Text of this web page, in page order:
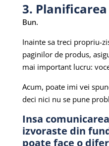
3.
Bun.
Inainte sa treci propriu-
paginilor de produs,
mai important lucru:
Acum, poate imi vei
deci nici nu se pune
Insa
izvoraste din
poate face o